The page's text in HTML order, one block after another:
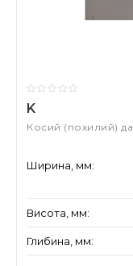
K
Косий (похилий)
Ширина, мм:
Висота, мм:
Глибина, мм: